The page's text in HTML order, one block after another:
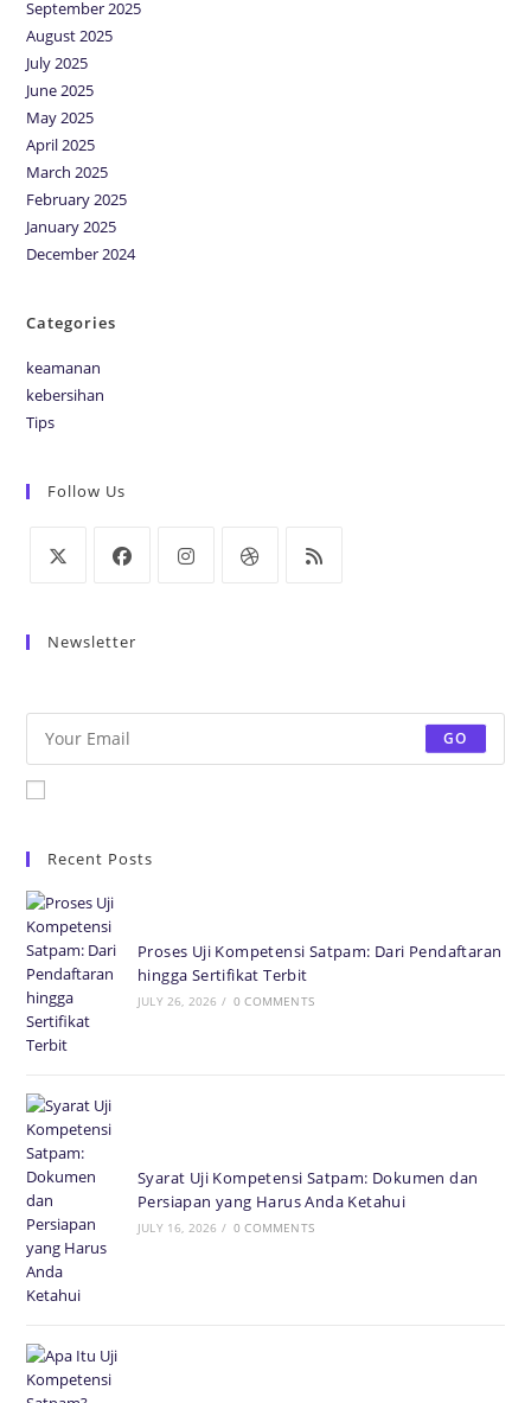
September 2025
August 2025
July 2025
June 2025
May 2025
April 2025
March 2025
February 2025
January 2025
December 2024
Categories
keamanan
kebersihan
Tips
Follow Us
Newsletter
GO
Recent Posts
Proses Uji Kompetensi Satpam: Dari Pendaftaran
hingga Sertifikat Terbit
JULY 26, 2026 / 0 COMMENTS
Syarat Uji Kompetensi Satpam: Dokumen dan
Persiapan yang Harus Anda Ketahui
JULY 16, 2026 / 0 COMMENTS